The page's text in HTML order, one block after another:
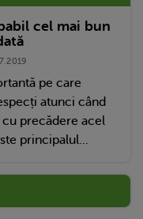
cel mai bun
pe care
atunci când
precădere acel
principalul...